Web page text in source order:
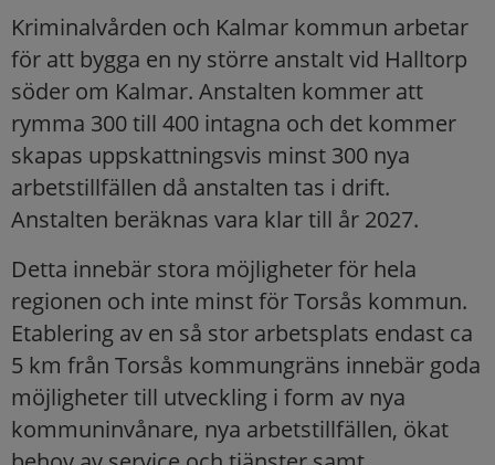
Kriminalvården och Kalmar kommun arbetar
för att bygga en ny större anstalt vid Halltorp
söder om Kalmar. Anstalten kommer att
rymma 300 till 400 intagna och det kommer
skapas uppskattningsvis minst 300 nya
arbetstillfällen då anstalten tas i drift.
Anstalten beräknas vara klar till år 2027.
Detta innebär stora möjligheter för hela
regionen och inte minst för Torsås kommun.
Etablering av en så stor arbetsplats endast ca
5 km från Torsås kommungräns innebär goda
möjligheter till utveckling i form av nya
kommuninvånare, nya arbetstillfällen, ökat